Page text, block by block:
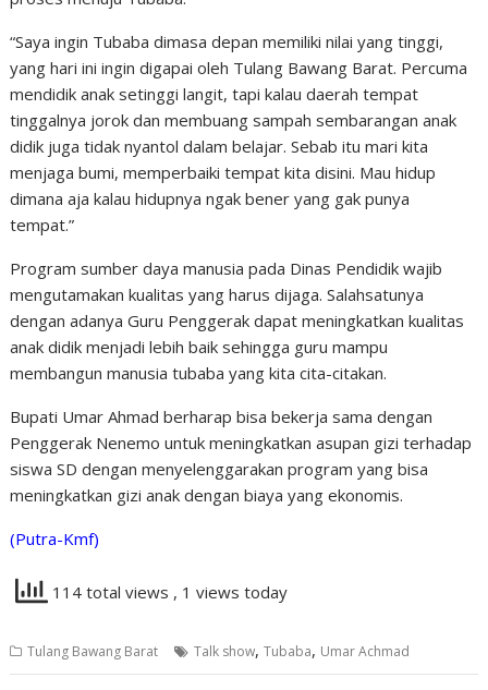
“Saya ingin Tubaba dimasa depan memiliki nilai yang tinggi,
yang hari ini ingin digapai oleh Tulang Bawang Barat. Percuma
mendidik anak setinggi langit, tapi kalau daerah tempat
tinggalnya jorok dan membuang sampah sembarangan anak
didik juga tidak nyantol dalam belajar. Sebab itu mari kita
menjaga bumi, memperbaiki tempat kita disini. Mau hidup
dimana aja kalau hidupnya ngak bener yang gak punya
tempat.”
Program sumber daya manusia pada Dinas Pendidik wajib
mengutamakan kualitas yang harus dijaga. Salahsatunya
dengan adanya Guru Penggerak dapat meningkatkan kualitas
anak didik menjadi lebih baik sehingga guru mampu
membangun manusia tubaba yang kita cita-citakan.
Bupati Umar Ahmad berharap bisa bekerja sama dengan
Penggerak Nenemo untuk meningkatkan asupan gizi terhadap
siswa SD dengan menyelenggarakan program yang bisa
meningkatkan gizi anak dengan biaya yang ekonomis.
(Putra-Kmf)
114 total views , 1 views today
Tulang Bawang Barat Talk show,Tubaba, Umar Achmad